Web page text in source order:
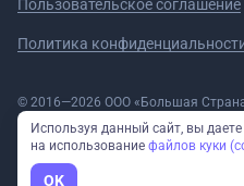
Пользовательское соглашение
Политика
© 2016—2026 ООО «Большая
5908078160/590801001 ОГРН
Номер в реестре Роскомнадзора
11.10.2018)
Полное или частичное
Используя данный сайт, вы даете
на использование файлов куки
OK